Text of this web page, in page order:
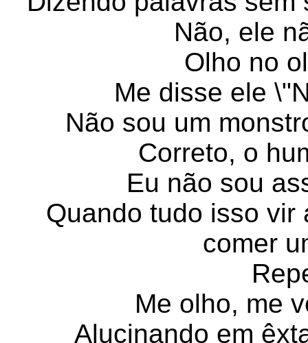
Não, ele
Olho no
Me disse ele
Não sou um
Correto, o
Eu não sou
Quando tudo isso vir
comer
Me olho, me
Alucinando em